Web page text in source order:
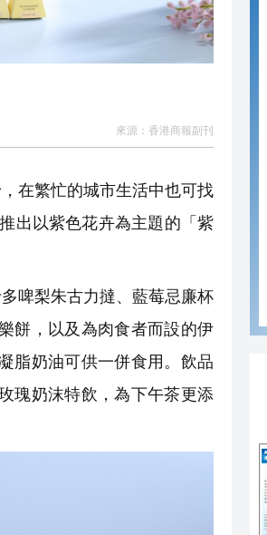
來源： 香港商報副刊
在繁忙的城市生活中也可找
出以紫色花卉為主題的「紫
啤梨朱古力撻、藍莓忌廉杯
餅，以及為肉食者而設的伊
脂奶油可供一併食用。飲品
瑰奶沫特飲，為下午茶更添